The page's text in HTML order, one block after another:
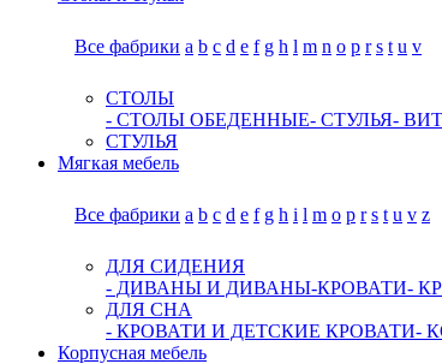
Все фабрики a b c d e f g h l m n o p r s t u v
СТОЛЫ
- СТОЛЫ ОБЕДЕННЫЕ- СТУЛЬЯ-
СТУЛЬЯ
Мягкая мебель
Все фабрики a b c d e f g h i l m o p r s t u v z
ДЛЯ СИДЕНИЯ
- ДИВАНЫ И ДИВАНЫ-КРОВАТИ-
ДЛЯ СНА
- КРОВАТИ И ДЕТСКИЕ КРОВАТИ-
Корпусная мебель